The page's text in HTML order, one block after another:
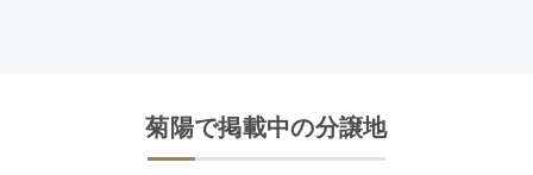
菊陽で掲載中の分譲地